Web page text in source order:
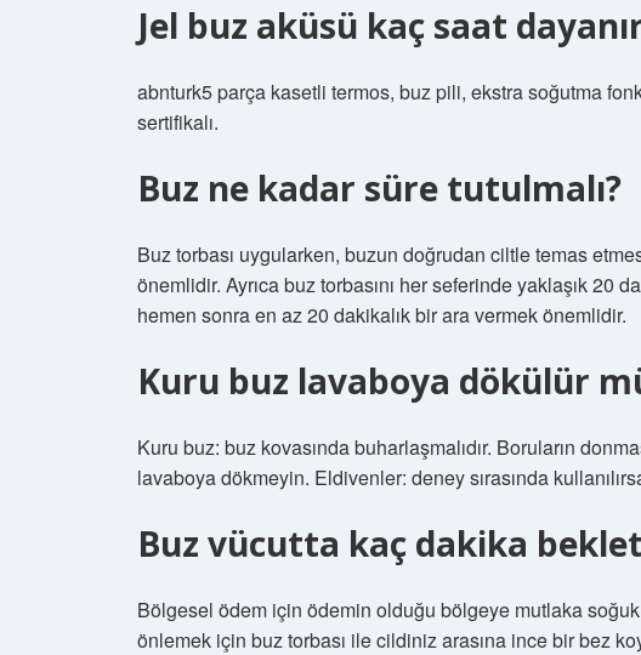
Jel buz aküsü kaç saat
abnturk5 parça kasetli termos, buz pili, ekstra soğutma
sertifikalı.
Buz ne kadar süre tutulmalı?
Buz torbası uygularken, buzun doğrudan ciltle temas
önemlidir. Ayrıca buz torbasını her seferinde yaklaşık 20
hemen sonra en az 20 dakikalık bir ara vermek önemlidir.
Kuru buz lavaboya dökülür
Kuru buz: buz kovasında buharlaşmalıdır. Boruların
lavaboya dökmeyin. Eldivenler: deney sırasında
Buz vücutta kaç dakika
Bölgesel ödem için ödemin olduğu bölgeye mutlaka
önlemek için buz torbası ile cildiniz arasına ince bir bez